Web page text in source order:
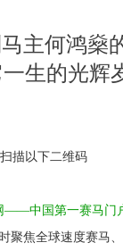
主何鸿燊
生的光辉
描以下二维码
——中国第一赛马门
聚焦全球速度赛马